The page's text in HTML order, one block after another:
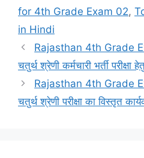
for 4th Grade Exam 02,
in Hindi
Rajasthan 4th Grade
चतुर्थ श्रेणी कर्मचारी भर्ती परीक्षा
Rajasthan 4th Grade
चतुर्थ श्रेणी परीक्षा का विस्तृत